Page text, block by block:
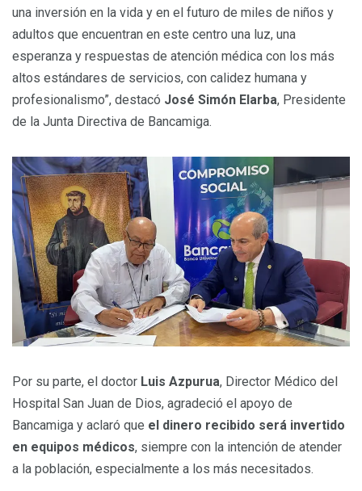
una inversión en la vida y en el futuro de miles de niños y
adultos que encuentran en este centro una luz, una
esperanza y respuestas de atención médica con los más
altos estándares de servicios, con calidez humana y
profesionalismo”, destacó José Simón Elarba, Presidente
de la Junta Directiva de Bancamiga.
Por su parte, el doctor Luis Azpurua, Director Médico del
Hospital San Juan de Dios, agradeció el apoyo de
Bancamiga y aclaró que el dinero recibido será invertido
en equipos médicos, siempre con la intención de atender
a la población, especialmente a los más necesitados.